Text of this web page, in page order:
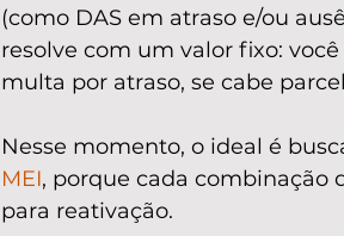
(como DAS em atraso e/ou
resolve com um valor fixo:
multa por atraso, se cabe
Nesse momento, o ideal é
MEI, porque cada combinação
para reativação.